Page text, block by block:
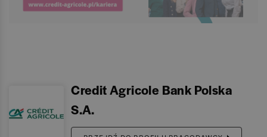
Credit Agricole Bank Polska
S.A.